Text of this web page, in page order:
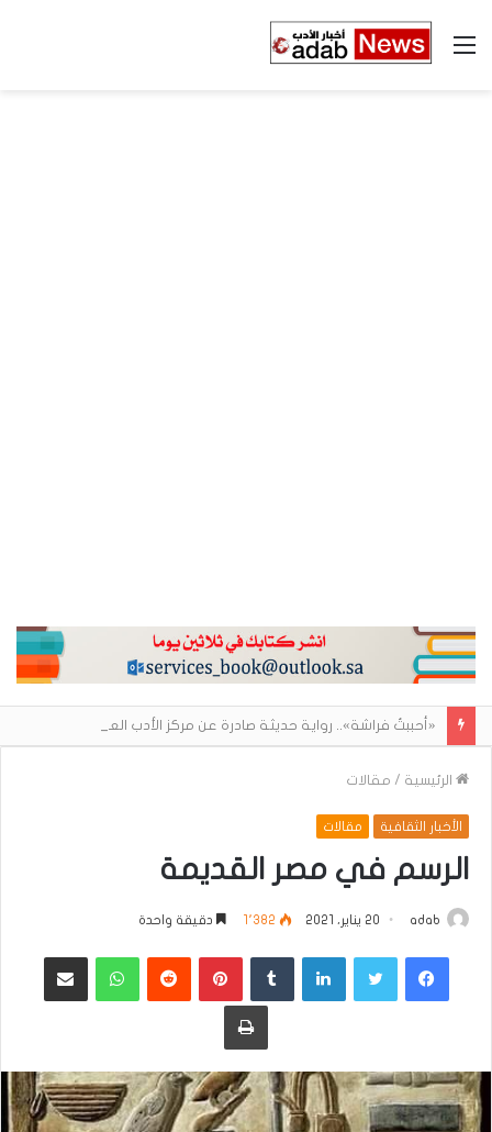
القائمة
الرئيسية / مقالات
الأخبار الثقافية مقالات
الرسم في مصر القديمة
adab 20 يناير، 2021 1٬382 دقيقة واحدة
فيسبوكتويتر لينكدإن ‏Tumblr بينتيريست
‏Reddit واتساب مشاركة عبر البريد
طباعة